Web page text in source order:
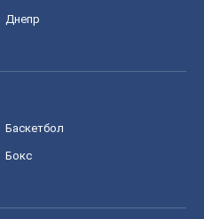
Днепр
Баскетбол
Бокс